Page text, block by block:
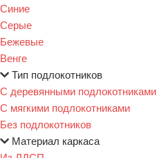
Синие
Серые
Бежевые
Венге
Тип подлокотников
С деревянными подлокотниками
С мягкими подлокотниками
Без подлокотников
Материал каркаса